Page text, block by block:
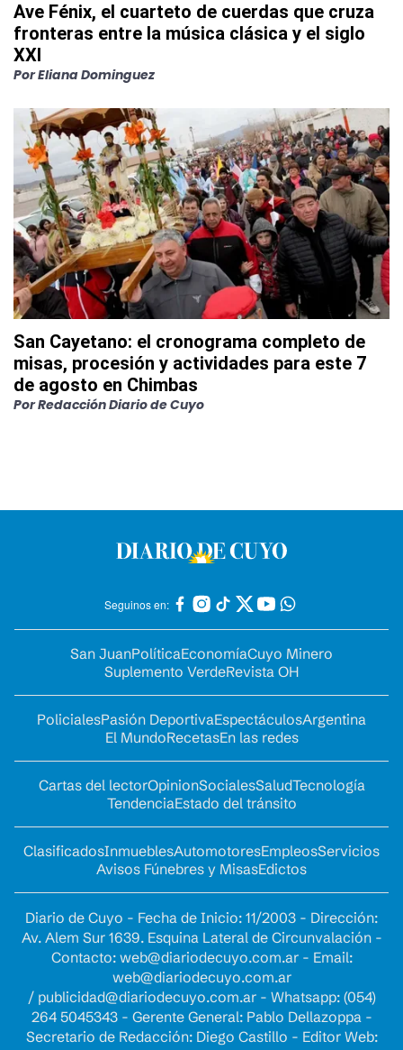
Ave Fénix, el cuarteto de cuerdas que cruza
fronteras entre la música clásica y el siglo
XXI
PorEliana Dominguez
San Cayetano: el cronograma completo de
misas, procesión y actividades para este 7
de agosto en Chimbas
PorRedacción Diario de Cuyo
Seguinos en:
San JuanPolíticaEconomíaCuyo Minero
Suplemento VerdeRevista OH
PolicialesPasión DeportivaEspectáculosArgentina
El MundoRecetasEn las redes
Cartas del lectorOpinionSocialesSaludTecnología
TendenciaEstado del tránsito
ClasificadosInmueblesAutomotoresEmpleosServicios
Avisos Fúnebres y MisasEdictos
Diario de Cuyo - Fecha de Inicio: 11/2003 - Dirección:
Av. Alem Sur 1639. Esquina Lateral de Circunvalación -
Contacto: web@diariodecuyo.com.ar- Email:
web@diariodecuyo.com.ar
/ publicidad@diariodecuyo.com.ar- Whatsapp: (054)
264 5045343 - Gerente General: Pablo Dellazoppa -
Secretario de Redacción: Diego Castillo - Editor Web: